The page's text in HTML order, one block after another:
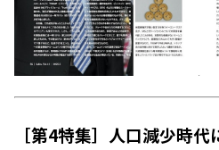
［第4特集］ 人口減少時代